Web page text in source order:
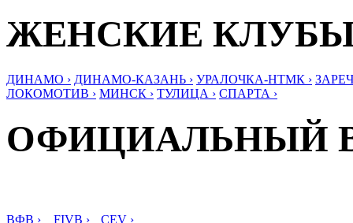
ЖЕНСКИЕ
ДИНАМО › ДИНАМО-КАЗАНЬ › УРАЛОЧКА-НТМК ›
ЛОКОМОТИВ › МИНСК › ТУЛИЦА › СПАРТА ›
ОФИЦИАЛЬНЫЙ
ВФВ › FIVB › CEV ›